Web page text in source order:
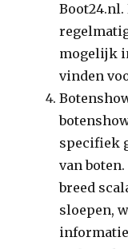
Boot24.nl.
mogelijk
vinden
specifiek
van
breed
sloepen,